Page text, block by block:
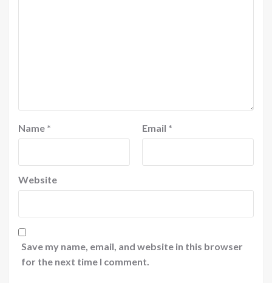
Name * Email *
Website
Save my name, email, and website in this browser
for the next time I comment.